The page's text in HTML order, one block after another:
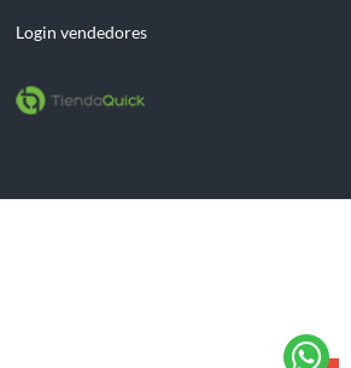
Login vendedores